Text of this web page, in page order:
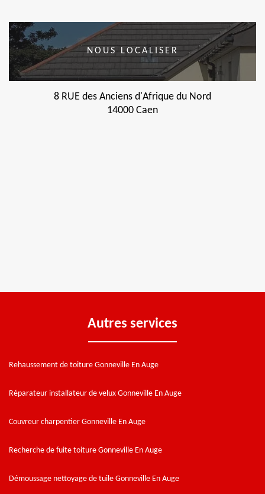
NOUS LOCALISER
8 RUE des Anciens d'Afrique du Nord
14000 Caen
Autres services
Rehaussement de toiture Gonneville En Auge
Réparateur installateur de velux Gonneville En Auge
Couvreur charpentier Gonneville En Auge
Recherche de fuite toiture Gonneville En Auge
Démoussage nettoyage de tuile Gonneville En Auge